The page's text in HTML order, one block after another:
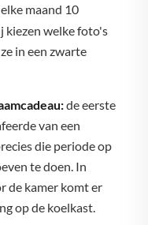
maand 10
kiezen welke foto's
in een zwarte
de eerste
van een
die periode op
te doen. In
de kamer komt er
op de koelkast.